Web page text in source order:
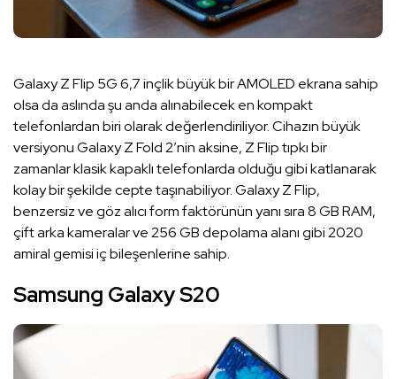
Galaxy Z Flip 5G 6,7 inçlik büyük bir AMOLED ekrana sahip
olsa da aslında şu anda alınabilecek en kompakt
telefonlardan biri olarak değerlendiriliyor. Cihazın büyük
versiyonu Galaxy Z Fold 2’nin aksine, Z Flip tıpkı bir
zamanlar klasik kapaklı telefonlarda olduğu gibi katlanarak
kolay bir şekilde cepte taşınabiliyor. Galaxy Z Flip,
benzersiz ve göz alıcı form faktörünün yanı sıra 8 GB RAM,
çift arka kameralar ve 256 GB depolama alanı gibi 2020
amiral gemisi iç bileşenlerine sahip.
Samsung Galaxy S20